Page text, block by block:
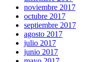
noviembre 2017
octubre 2017
septiembre 2017
agosto 2017
julio 2017
junio 2017